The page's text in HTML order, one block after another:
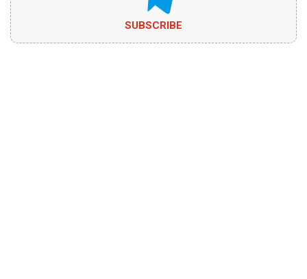
SUBSCRIBE